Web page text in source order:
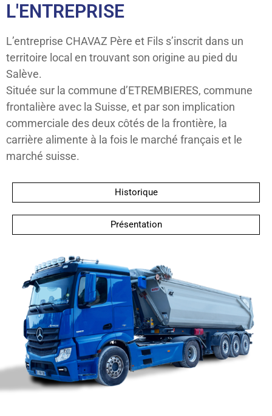
L'ENTREPRISE
L’entreprise CHAVAZ Père et Fils s’inscrit dans un
territoire local en trouvant son origine au pied du
Salève.
Située sur la commune d’ETREMBIERES, commune
frontalière avec la Suisse, et par son implication
commerciale des deux côtés de la frontière, la
carrière alimente à la fois le marché français et le
marché suisse.
Historique
Présentation